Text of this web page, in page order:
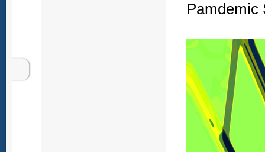
Pamdemic